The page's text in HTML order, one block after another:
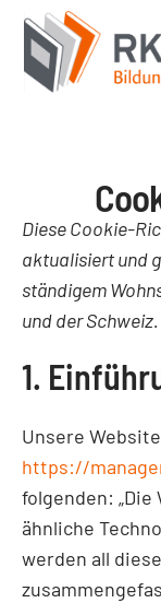
Diese Cookie-
aktualisiert und
ständigem
und der Schweiz.
1.
Unsere
https://
folgenden:
ähnliche
werden all